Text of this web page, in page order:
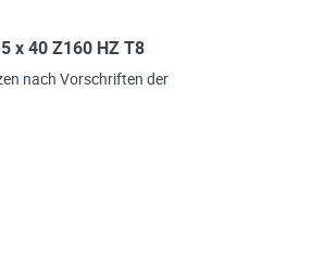
x 40 Z160 HZ T8
nach Vorschriften der